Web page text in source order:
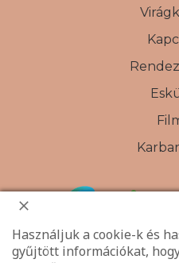
Használjuk a cookie-k és
gyűjtött információkat,